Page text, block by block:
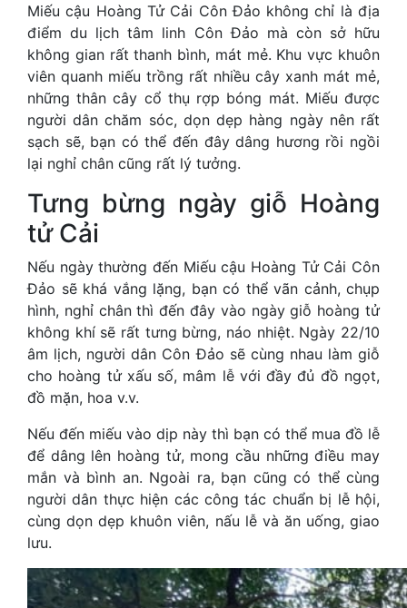
Miếu cậu Hoàng Tử Cải Côn Đảo không chỉ là địa
điểm du lịch tâm linh Côn Đảo mà còn sở hữu
không gian rất thanh bình, mát mẻ. Khu vực khuôn
viên quanh miếu trồng rất nhiều cây xanh mát mẻ,
những thân cây cổ thụ rợp bóng mát. Miếu được
người dân chăm sóc, dọn dẹp hàng ngày nên rất
sạch sẽ, bạn có thể đến đây dâng hương rồi ngồi
lại nghỉ chân cũng rất lý tưởng.
Tưng bừng ngày giỗ Hoàng
tử Cải
Nếu ngày thường đến Miếu cậu Hoàng Tử Cải Côn
Đảo sẽ khá vắng lặng, bạn có thể vãn cảnh, chụp
hình, nghỉ chân thì đến đây vào ngày giỗ hoàng tử
không khí sẽ rất tưng bừng, náo nhiệt. Ngày 22/10
âm lịch, người dân Côn Đảo sẽ cùng nhau làm giỗ
cho hoàng tử xấu số, mâm lễ với đầy đủ đồ ngọt,
đồ mặn, hoa v.v.
Nếu đến miếu vào dịp này thì bạn có thể mua đồ lễ
để dâng lên hoàng tử, mong cầu những điều may
mắn và bình an. Ngoài ra, bạn cũng có thể cùng
người dân thực hiện các công tác chuẩn bị lễ hội,
cùng dọn dẹp khuôn viên, nấu lễ và ăn uống, giao
lưu.